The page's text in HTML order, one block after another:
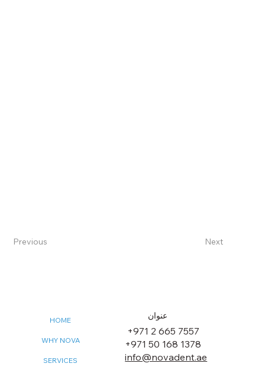
Previous Next
HOME
WHY NOVA
SERVICES
عنوان
+971 2 665 7557
+971 50 168 1378
info@novadent.ae